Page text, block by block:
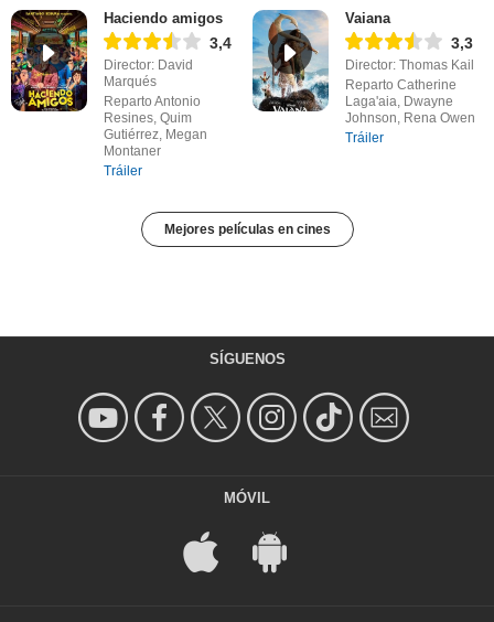
Haciendo amigos
3,4
Director: David
Marqués
Reparto Antonio
Resines, Quim
Gutiérrez, Megan
Montaner
Tráiler
Vaiana
3,3
Director: Thomas Kail
Reparto Catherine
Laga'aia, Dwayne
Johnson, Rena Owen
Tráiler
Mejores películas en cines
SÍGUENOS
MÓVIL